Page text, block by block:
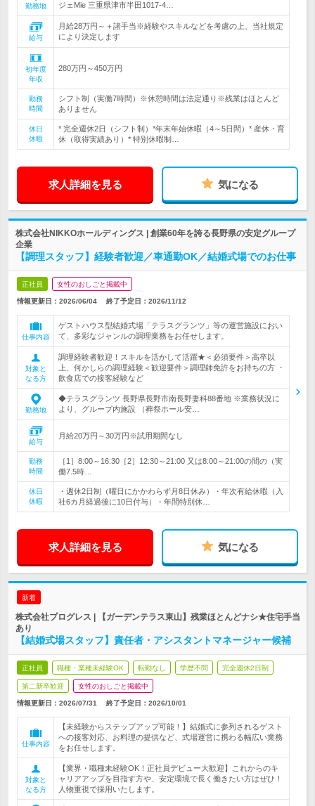
勤務地
ジェMie 三重県津市半田1017-4…
給与
月給28万円～＋諸手当※経験やスキルなどを考慮の上、当社規定
により決定します
初年度
年収
280万円～450万円
勤務
時間
シフト制（実働7時間）※休憩時間は法定通り※残業はほとんど
ありません
休日
休暇
* 完全週休2日（シフト制）*年末年始休暇（4～5日間）* 産休・育
休（取得実績あり）* 特別休暇制…
求人詳細を見る 気になる
株式会社NIKKOホールディングス | 創業60年を誇る長野県の安定グループ
企業
【調理スタッフ】経験者歓迎／車通勤OK／結婚式場でのお仕事
正社員 女性のおしごと掲載中
情報更新日：2026/06/04 終了予定日： 2026/11/12
仕事内容
ゲストハウス型結婚式場「テラスグランツ」等の運営施設におい
て、多彩なジャンルの調理業務をお任せします。
対象と
なる方
調理経験者歓迎！スキルを活かして活躍★＜必須要件＞高卒以
上、何かしらの調理経験＜歓迎要件＞調理師免許をお持ちの方 ・
飲食店での接客経験など
勤務地
◆テラスグランツ 長野県長野市南長野妻科88番地 ※業務状況に
より、グループ内施設 （葬祭ホール安…
給与
月給20万円～30万円※試用期間なし
勤務
時間
［1］8:00～16:30［2］12:30～21:00 又は8:00～21:00の間の（実
働7.5時…
休日
休暇
・週休2日制（曜日にかかわらず月8日休み）・年次有給休暇（入
社6カ月経過後に10日付与）・年間特別休…
求人詳細を見る 気になる
新着
株式会社プログレス | 【ガーデンテラス東山】残業ほとんどナシ★住宅手当
あり
【結婚式場スタッフ】責任者・アシスタントマネージャー候補
正社員 職種・業種未経験OK 転勤なし 学歴不問 完全週休2日制
第二新卒歓迎 女性のおしごと掲載中
情報更新日：2026/07/31 終了予定日： 2026/10/01
仕事内容
【未経験からステップアップ可能！】結婚式に参列されるゲスト
への接客対応、お料理の提供など、式場運営に携わる幅広い業務
をお任せします。
対象と
なる方
【業界・職種未経験OK！正社員デビュー大歓迎】これからのキ
ャリアアップを目指す方や、安定環境で長く働きたい方はぜひ！
人物重視で採用いたします。